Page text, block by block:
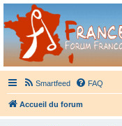
France
Didgeridoo et Guimbarde sur
Smartfeed FAQ
Accueil du forum